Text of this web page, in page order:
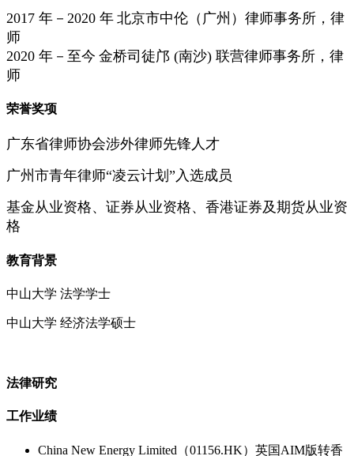
2017 年－2020 年 北京市中伦（广州）律师事务所，律
师
2020 年－至今 金桥司徒邝 (南沙) 联营律师事务所，律
师
荣誉奖项
广东省律师协会涉外律师先锋人才
广州市青年律师“凌云计划”入选成员
基金从业资格、证券从业资格、香港证券及期货从业资
格
教育背景
中山大学 法学学士
中山大学 经济法学硕士
法律研究
工作业绩
China New Energy Limited（01156.HK）英国AIM版转香